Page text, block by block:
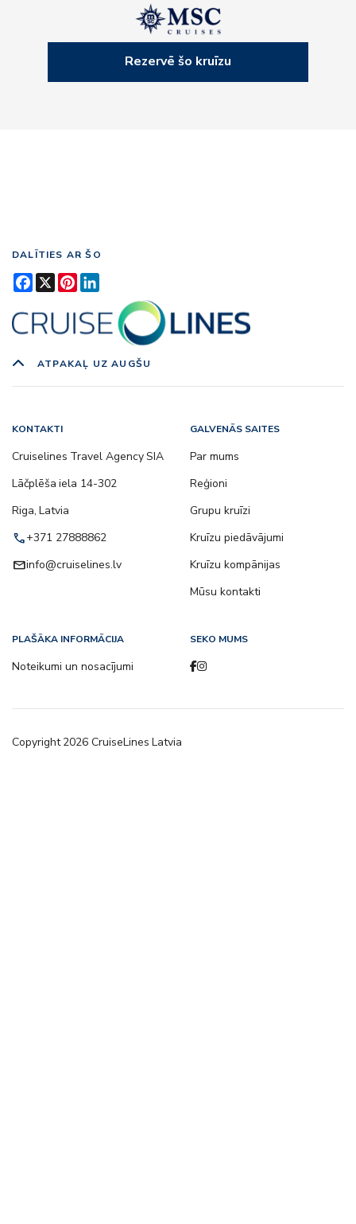
Rezervē šo kruīzu
DALĪTIES AR ŠO
Facebook
X Pinterest
ATPAKAĻ UZ AUGŠU
KONTAKTI
Cruiselines Travel Agency SIA
Lāčplēša iela 14-302
Riga, Latvia
call+371 27888862
emailinfo@cruiselines.lv
GALVENĀS SAITES
Par mums
Reģioni
Grupu kruīzi
Kruīzu piedāvājumi
Kruīzu kompānijas
Mūsu kontakti
PLAŠĀKA INFORMĀCIJA
Noteikumi un nosacījumi
SEKO MUMS
Copyright2026 CruiseLines Latvia